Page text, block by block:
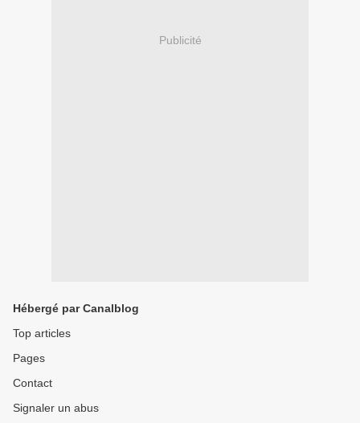
Publicité
Hébergé par Canalblog
Top articles
Pages
Contact
Signaler un abus